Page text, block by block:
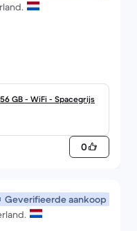
GB - WiFi - Spacegrijs
0
Geverifieerde aankoop